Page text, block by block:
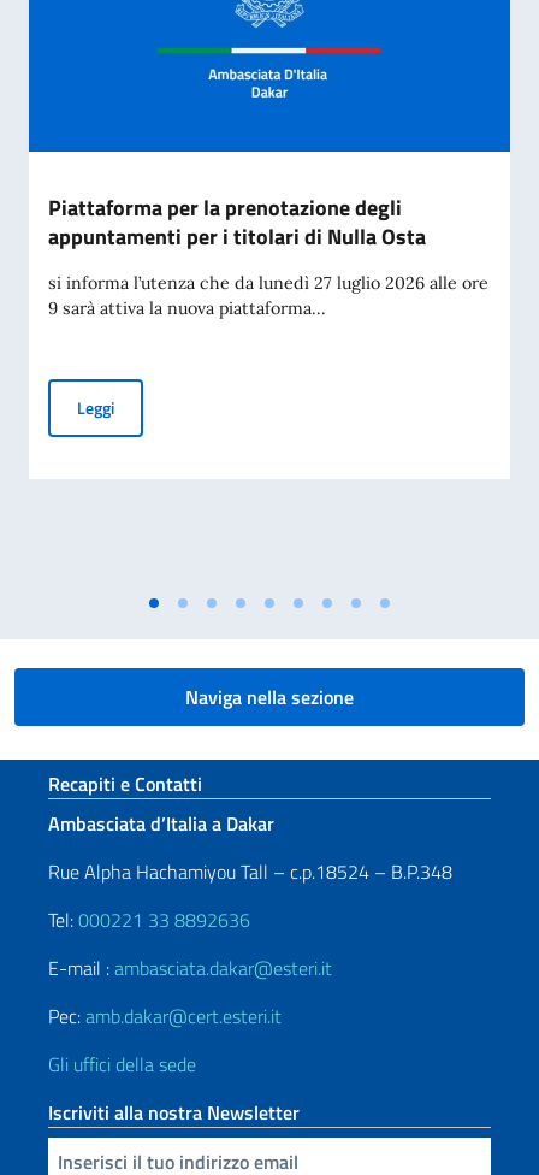
Piattaforma per la prenotazione degli
appuntamenti per i titolari di Nulla Osta
si informa l’utenza che da lunedì 27 luglio 2026 alle ore
9 sarà attiva la nuova piattaforma...
LeggiPiattaforma per la prenotazione degli appuntamenti per i
Naviga nella sezione
Sezione footer
Recapiti e Contatti
Ambasciata d’Italia a Dakar
Rue Alpha Hachamiyou Tall – c.p.18524 – B.P.348
Tel:000221 33 8892636
E-mail :ambasciata.dakar@esteri.it
Pec:amb.dakar@cert.esteri.it
Gli uffici della sede
Iscriviti alla nostra Newsletter
Inserisci la tua email